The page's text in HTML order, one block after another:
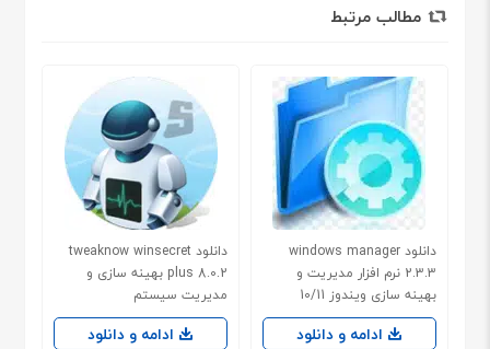
مطالب مرتبط
دانلود windows manager
2.3.3 نرم افزار مدیریت و
بهینه سازی ویندوز 10/11
ادامه و دانلود
دانلود tweaknow winsecret
plus 8.0.2 بهینه سازی و
مدیریت سیستم
ادامه و دانلود